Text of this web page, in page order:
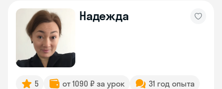
Надежда
5 от 1090 ₽ за урок
31 год опыта